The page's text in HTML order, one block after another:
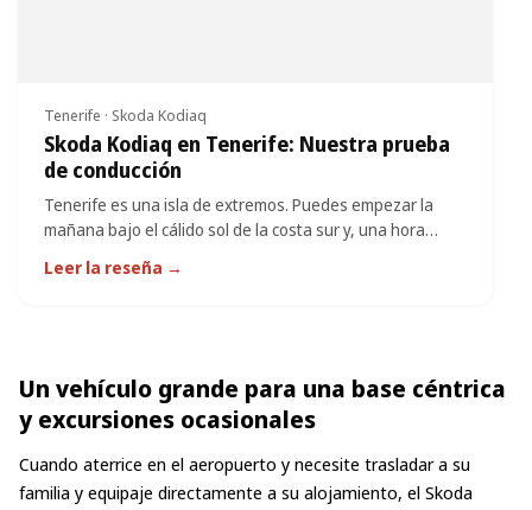
Tenerife · Skoda Kodiaq
Skoda Kodiaq en Tenerife: Nuestra prueba
de conducción
Tenerife es una isla de extremos. Puedes empezar la
mañana bajo el cálido sol de la costa sur y, una hora
Leer la reseña →
Un vehículo grande para una base céntrica
y excursiones ocasionales
Cuando aterrice en el aeropuerto y necesite trasladar a su
familia y equipaje directamente a su alojamiento, el Skoda